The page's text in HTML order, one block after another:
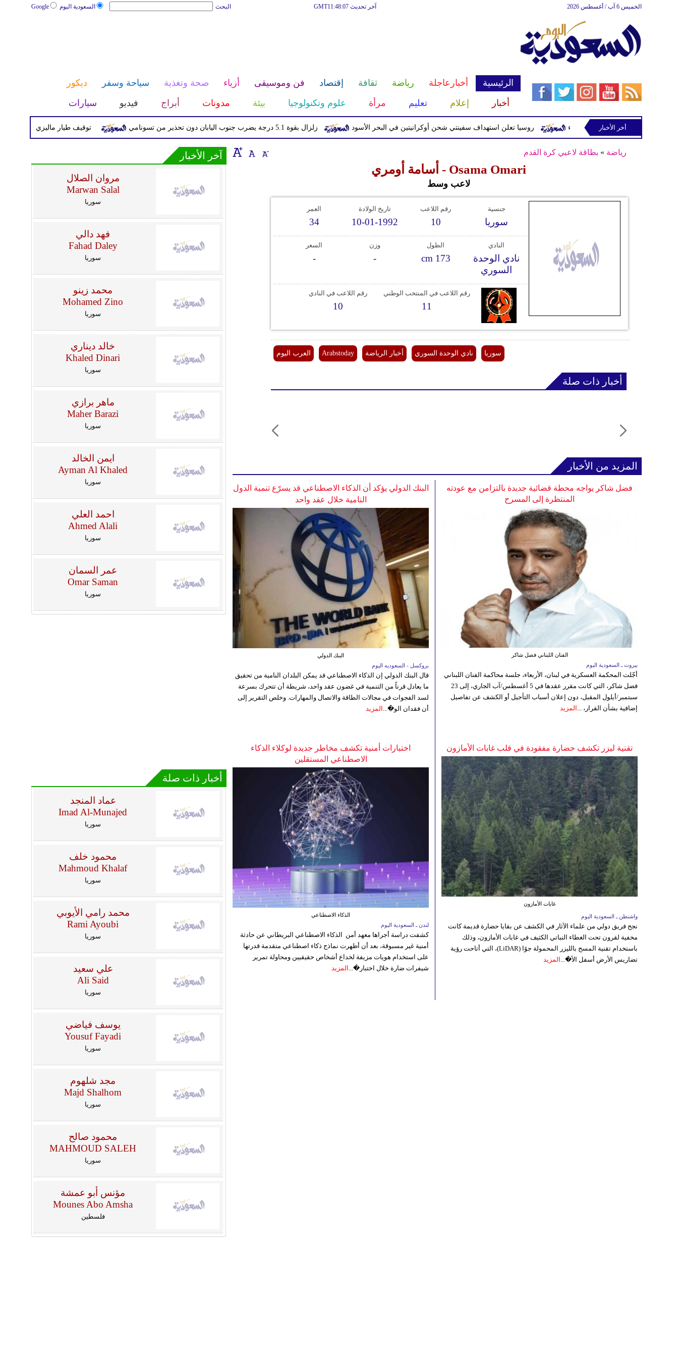
السعودية اليوم Google البحث آخر تحديث GMT11:48:07 الخميس 6 آب / أغسطس 2026
الرئيسية أخبارعاجلة رياضة ثقافة إقتصاد فن وموسيقى أزياء صحة وتغذية سياحة وسفر
ديكور
أخبار
إعلام تعليم مرأة علوم وتكنولوجيا بيئة مدونات أبراج فيديو سيارات
توقيف طيار ماليزي بتهمة تهريب زلزال بقوة 5.1 درجة يضرب جنوب اليابان دون تحذير من تسونامي روسيا تعلن استهداف سفينتي شحن أوكرانيتين في البحر الأسود أسلحة للحوثيين غربي صنعاء
أخر الأخبار
رياضة » بطاقة لاعبي كرة القدم
Osama Omari - أسامة أومري
لاعب وسط
جنسية
سوريا
رقم اللاعب
10
تاريخ الولادة
10-01-1992
العمر
34
النادي
نادي الوحدة
السوري
الطول
cm 173
وزن
-
السعر
-
رقم اللاعب في المنتخب الوطني
11
رقم اللاعب في النادي
10
العرب اليوم Arabstoday أخبار الرياضة نادي الوحدة السوري سوريا
أخبار ذات صلة
المزيد من الأخبار
البنك الدولي يؤكد أن الذكاء الاصطناعي قد يسرّع تنمية الدول
النامية خلال عقد واحد
البنك الدولي
بروكسل - السعوديه اليوم
قال البنك الدولي إن الذكاء الاصطناعي قد يمكن البلدان النامية من تحقيق
ما يعادل قرناً من التنمية في غضون عقد واحد، شريطة أن تتحرك بسرعة
لسد الفجوات في مجالات الطاقة والاتصال والمهارات. وخلص التقرير إلى
أن فقدان الو�...
المزيد
فضل شاكر يواجه محطة قضائية جديدة بالتزامن مع عودته
المنتظرة إلى المسرح
الفنان اللبناني فضل شاكر
بيروت ـ السعودية اليوم
أجّلت المحكمة العسكرية في لبنان، الأربعاء، جلسة محاكمة الفنان اللبناني
فضل شاكر، التي كانت مقرر عقدها في 5 أغسطس/آب الجاري، إلى 23
سبتمبر/أيلول المقبل، دون إعلان أسباب التأجيل أو الكشف عن تفاصيل
إضافية بشأن القرار، ...
المزيد
اختبارات أمنية تكشف مخاطر جديدة لوكلاء الذكاء
الاصطناعي المستقلين
الذكاء الاصطناعي
لندن ـ السعودية اليوم
كشفت دراسة أجراها معهد أمن الذكاء الاصطناعي البريطاني عن حادثة
أمنية غير مسبوقة، بعد أن أظهرت نماذج ذكاء اصطناعي متقدمة قدرتها
على استخدام هويات مزيفة لخداع أشخاص حقيقيين ومحاولة تمرير
شيفرات ضارة خلال اختبار�...
المزيد
تقنية ليزر تكشف حضارة مفقودة في قلب غابات الأمازون
غابات الأمازون
واشنطن ـ السعودية اليوم
نجح فريق دولي من علماء الآثار في الكشف عن بقايا حضارة قديمة كانت
مخفية لقرون تحت الغطاء النباتي الكثيف في غابات الأمازون، وذلك
باستخدام تقنية المسح بالليزر المحمولة جوًا (LiDAR)، التي أتاحت رؤية
تضاريس الأرض أسفل الأ�...
المزيد
آخر الأخبار
مروان الصلال
Marwan Salal
سوريا
فهد دالي
Fahad Daley
سوريا
محمد زينو
Mohamed Zino
سوريا
خالد ديناري
Khaled Dinari
سوريا
ماهر برازي
Maher Barazi
سوريا
ايمن الخالد
Ayman Al Khaled
سوريا
احمد العلي
Ahmed Alali
سوريا
عمر السمان
Omar Saman
سوريا
أخبار ذات صلة
عماد المنجد
Imad Al-Munajed
سوريا
محمود خلف
Mahmoud Khalaf
سوريا
محمد رامي الأيوبي
Rami Ayoubi
سوريا
علي سعيد
Ali Said
سوريا
يوسف فياضي
Yousuf Fayadi
سوريا
مجد شلهوم
Majd Shalhom
سوريا
محمود صالح
MAHMOUD SALEH
سوريا
مؤنس أبو عمشة
Mounes Abo Amsha
فلسطين